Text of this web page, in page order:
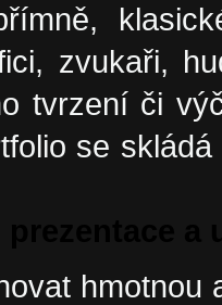
zvukaři,
tvrzení či
se
hmotnou